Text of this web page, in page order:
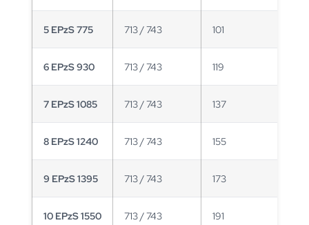
5 EPzS 775 713 / 743 101
6 EPzS 930 713 / 743 119
7 EPzS 1085 713 / 743 137
8 EPzS 1240 713 / 743 155
9 EPzS 1395 713 / 743 173
10 EPzS 1550 713 / 743 191